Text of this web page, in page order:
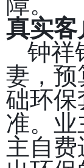
真实客
钟祥
妻，预
础环保
准。
主自